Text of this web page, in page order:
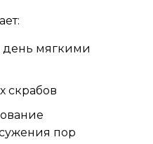
мягкими
скрабов
пор